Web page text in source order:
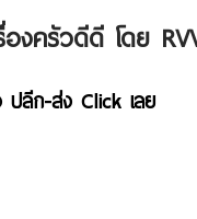
องครัวดีดี โดย
ลีก-ส่ง Click เลย